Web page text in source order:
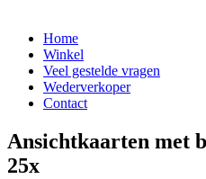
Home
Winkel
Veel gestelde vragen
Wederverkoper
Contact
Ansichtkaarten met
25x